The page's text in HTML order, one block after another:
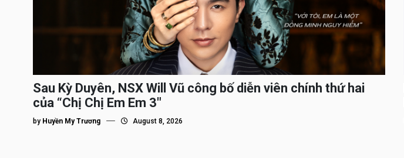
Sau Kỳ Duyên, NSX Will Vũ công bố diễn viên chính thứ hai
của “Chị Chị Em Em 3″
by Huyền My Trương August 8, 2026